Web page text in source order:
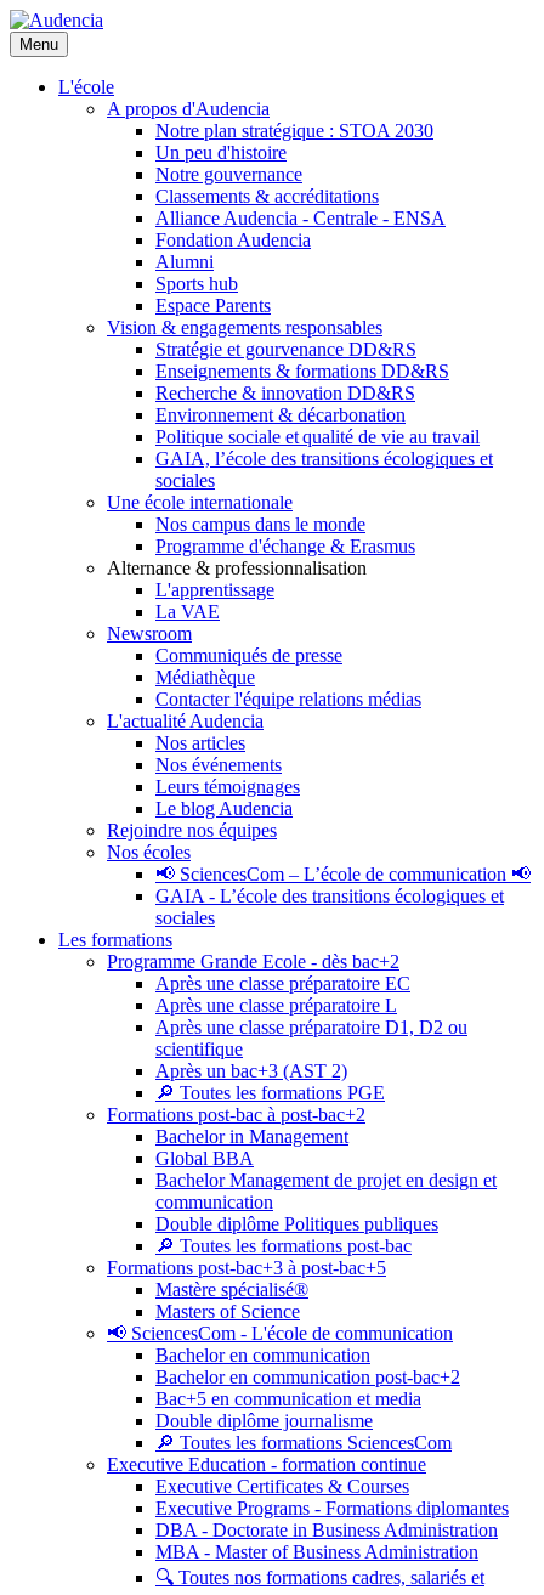
Aller
au
contenu
principal
Menu
L'école
A propos d'Audencia
Notre plan stratégique : STOA 2030
Un peu d'histoire
Notre gouvernance
Classements & accréditations
Alliance Audencia - Centrale - ENSA
Fondation Audencia
Alumni
Sports hub
Espace Parents
Vision & engagements responsables
Stratégie et gourvenance DD&RS
Enseignements & formations DD&RS
Recherche & innovation DD&RS
Environnement & décarbonation
Politique sociale et qualité de vie au travail
GAIA, l’école des transitions écologiques et
sociales
Une école internationale
Nos campus dans le monde
Programme d'échange & Erasmus
Alternance & professionnalisation
L'apprentissage
La VAE
Newsroom
Communiqués de presse
Médiathèque
Contacter l'équipe relations médias
L'actualité Audencia
Nos articles
Nos événements
Leurs témoignages
Le blog Audencia
Rejoindre nos équipes
Nos écoles
📢 SciencesCom – L’école de communication 📢
GAIA - L’école des transitions écologiques et
sociales
Les formations
Programme Grande Ecole - dès bac+2
Après une classe préparatoire EC
Après une classe préparatoire L
Après une classe préparatoire D1, D2 ou
scientifique
Après un bac+3 (AST 2)
🔎 Toutes les formations PGE
Formations post-bac à post-bac+2
Bachelor in Management
Global BBA
Bachelor Management de projet en design et
communication
Double diplôme Politiques publiques
🔎 Toutes les formations post-bac
Formations post-bac+3 à post-bac+5
Mastère spécialisé®
Masters of Science
📢 SciencesCom - L'école de communication
Bachelor en communication
Bachelor en communication post-bac+2
Bac+5 en communication et media
Double diplôme journalisme
🔎 Toutes les formations SciencesCom
Executive Education - formation continue
Executive Certificates & Courses
Executive Programs - Formations diplomantes
DBA - Doctorate in Business Administration
MBA - Master of Business Administration
🔍 Toutes nos formations cadres, salariés et